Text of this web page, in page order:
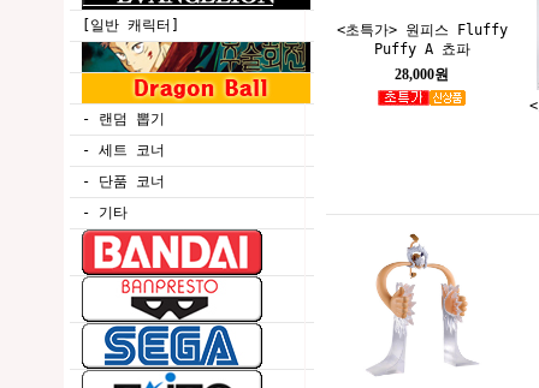
[일반 캐릭터]
- 랜덤 뽑기
- 세트 코너
- 단품 코너
- 기타
<초특가> 원피스 Fluffy
Puffy A 쵸파
28,000원